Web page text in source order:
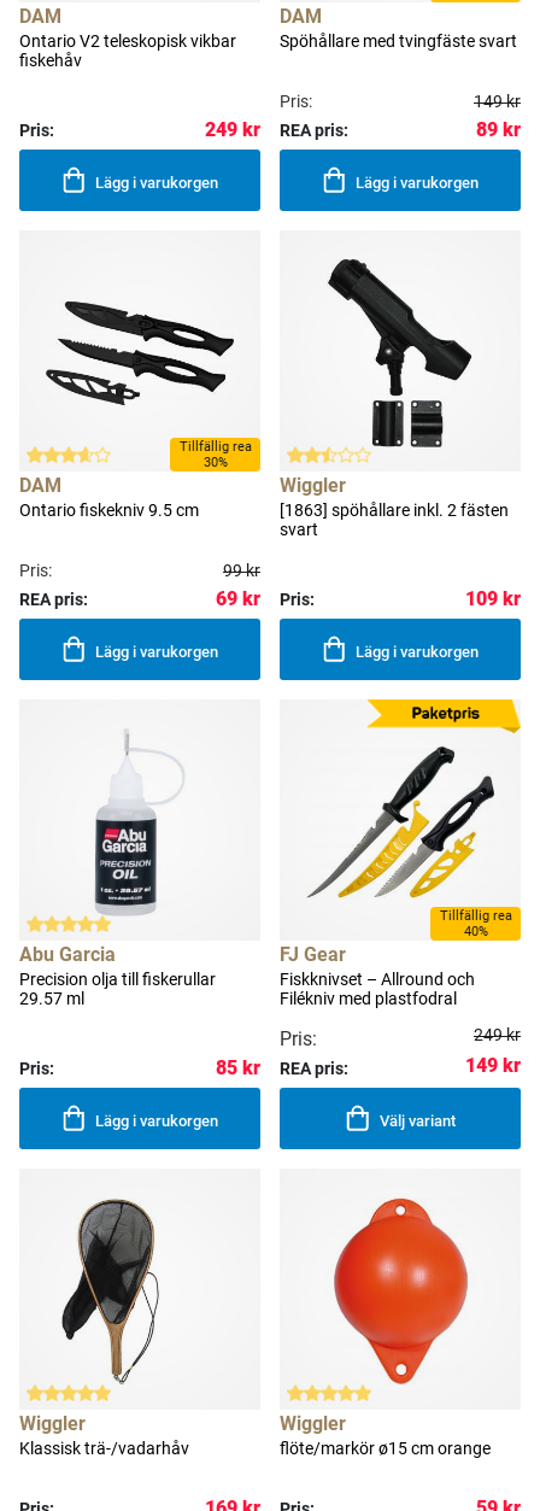
DAM
Ontario V2 teleskopisk vikbar
fiskehåv
Pris: 249 kr
Lägg i varukorgen
DAM
Spöhållare med tvingfäste svart
Pris:
149 kr
REA pris:
89 kr
Lägg i varukorgen
Tillfällig rea
30%
DAM
Ontario fiskekniv 9.5 cm
Pris:
99 kr
REA pris:
69 kr
Lägg i varukorgen
Wiggler
[1863] spöhållare inkl. 2 fästen
svart
Pris: 109 kr
Lägg i varukorgen
Abu Garcia
Precision olja till fiskerullar
29.57 ml
Pris: 85 kr
Lägg i varukorgen
Tillfällig rea
40%
FJ Gear
Fiskknivset – Allround och
Filékniv med plastfodral
Pris:
249 kr
REA pris:
149 kr
Välj variant
Wiggler
Klassisk trä-/vadarhåv
Wiggler
flöte/markör ø15 cm orange